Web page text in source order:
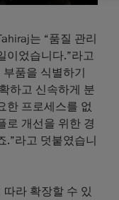
는 “품질 관리
이었습니다.”라고
품을 식별하기
하고 신속하게 분
한 프로세스를 없
로 개선을 위한 경
.”라고 덧붙였습니
라 확장할 수 있